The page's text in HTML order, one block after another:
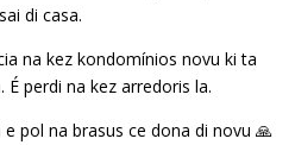
di casa.
na kez kondomínios novu ki ta
perdi na kez arredoris la.
pol na brasus ce dona di novu 🙏